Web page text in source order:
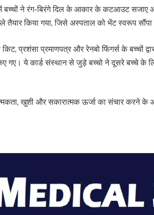
बच्चों ने रंग-बिरंगे दिल के आकार के कटआउट
किया गया, जिसे अस्पताल को भेंट स्वरूप सौंपा
प्रशंसा प्रमाणपत्र और रेनबो फिंगर्स के बच्चों
गए। ये कार्ड संस्थान से जुड़े बच्चो ने दूसरे बच्चे के
खुशी और सकारात्मक ऊर्जा का संचार करने के